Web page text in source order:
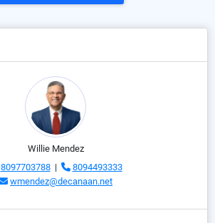
Willie Mendez
8097703788|
8094493333
wmendez@decanaan.net